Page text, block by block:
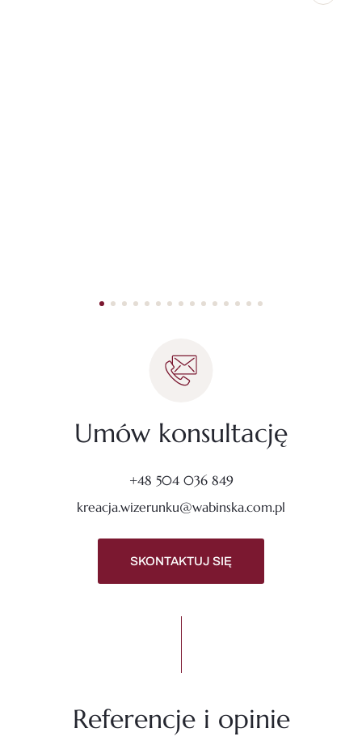
Umów konsultację
+48 504 036 849
kreacja.wizerunku@wabinska.com.pl
SKONTAKTUJ SIĘ
Referencje i opinie